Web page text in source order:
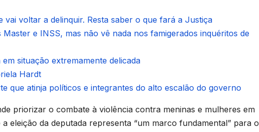
vai voltar a delinquir. Resta saber o que fará a Justiça
Master e INSS, mas não vê nada nos famigerados inquéritos de
situação extremamente delicada
Hardt
que atinja políticos e integrantes do alto escalão do governo
priorizar o combate à violência contra meninas e mulheres em
eleição da deputada representa “um marco fundamental” para o